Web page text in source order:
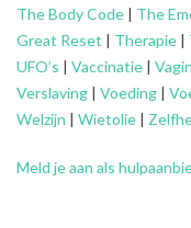
The Body Code | The
Great Reset | Therapie |
UFO’s | Vaccinatie |
Verslaving | Voeding |
Welzijn | Wietolie |
Meld je aan als